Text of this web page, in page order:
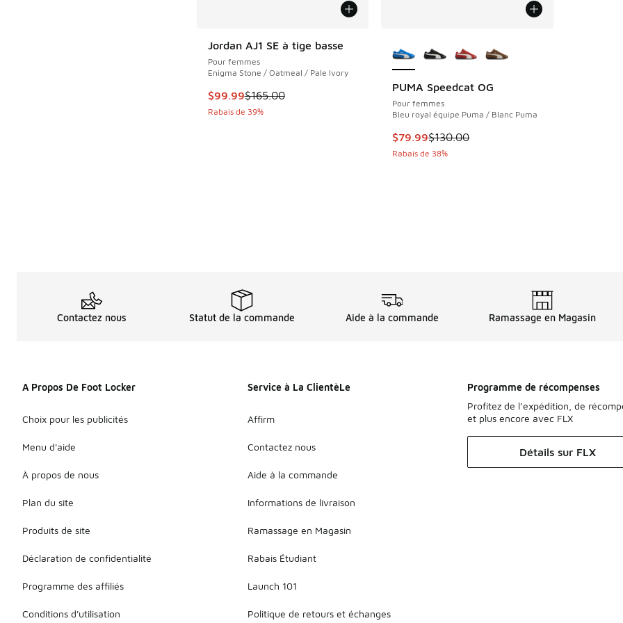
Jordan AJ1 SE à tige basse
Pour femmes
Enigma Stone / Oatmeal / Pale Ivory
Cet article est en solde. Le prix est passé de $165.00 à $99.99
$99.99$165.00
Rabais de 39%
PUMA Speedcat OG
Pour femmes
Bleu royal équipe Puma / Blanc Puma
Cet article est en solde. Le prix est passé de
$79.99$130.00
Rabais de 38%
Contactez nous Statut de la commande Aide à la commande Ramassage en Magasin
A Propos De Foot Locker
Choix pour les publicités
Menu d'aide
À propos de nous
Plan du site
Produits de site
Déclaration de confidentialité
Programme des affiliés
Conditions d'utilisation
Service à La ClientèLe
Affirm
Contactez nous
Aide à la commande
Informations de livraison
Ramassage en Magasin
Rabais Étudiant
Launch 101
Politique de retours et échanges
Programme de récompenses
Profitez de l’expédition, de
et plus encore avec FLX
Détails sur FLX